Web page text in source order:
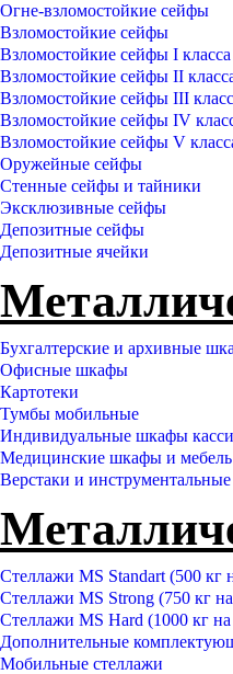
Огне-взломостойкие сейфы
Взломостойкие сейфы
Взломостойкие сейфы I класса
Взломостойкие сейфы II
Взломостойкие сейфы III
Взломостойкие сейфы IV
Взломостойкие сейфы V
Оружейные сейфы
Стенные сейфы и тайники
Эксклюзивные сейфы
Депозитные сейфы
Депозитные ячейки
Бухгалтерские и архивные
Офисные шкафы
Картотеки
Тумбы мобильные
Индивидуальные шкафы
Медицинские шкафы и мебель
Верстаки и
Стеллажи MS Standart (500 кг
Стеллажи MS Strong (750 кг
Стеллажи MS Hard (1000 кг
Дополнительные
Мобильные стеллажи